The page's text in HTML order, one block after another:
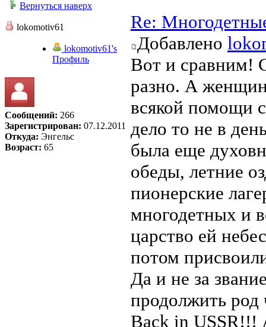
Вернуться наверх
lokomotiv61
lokomotiv61's
Профиль
Сообщений: 266
Зарегистрирован: 07.12.2011
Откуда: Энгельс
Возраст: 65
Re:
Добавлено
Вот и сравним!
разно. А
всякой помощи
дело то не в
была еще
обеды, летние
пионерские
многодетных и
царство ей
потом
Да и не за
продолжить род
Back in USSR!!!